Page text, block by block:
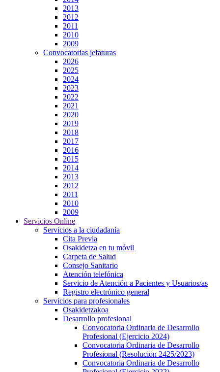
2013
2012
2011
2010
2009
Convocatorias jefaturas
2026
2025
2024
2023
2022
2021
2020
2019
2018
2017
2016
2015
2014
2013
2012
2011
2010
2009
Servicios Online
Servicios a la ciudadanía
Cita Previa
Osakidetza en tu móvil
Carpeta de Salud
Consejo Sanitario
Atención telefónica
Servicio de Atención a Pacientes y Usuarios/as
Registro electrónico general
Servicios para profesionales
Osakidetzakoa
Desarrollo profesional
Convocatoria Ordinaria de Desarrollo
Profesional (Ejercicio 2024)
Convocatoria Ordinaria de Desarrollo
Profesional (Resolución 2425/2023)
Convocatoria Ordinaria de Desarrollo